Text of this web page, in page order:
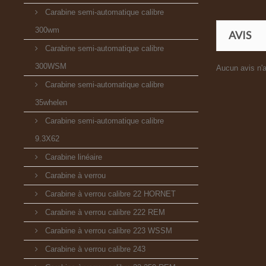
Carabine semi-automatique calibre
300wm
Carabine semi-automatique calibre
300WSM
Carabine semi-automatique calibre
35whelen
Carabine semi-automatique calibre
9.3X62
Carabine linéaire
Carabine à verrou
Carabine à verrou calibre 22 HORNET
Carabine à verrou calibre 222 REM
Carabine à verrou calibre 223 WSSM
Carabine à verrou calibre 243
AVIS
Aucun avis